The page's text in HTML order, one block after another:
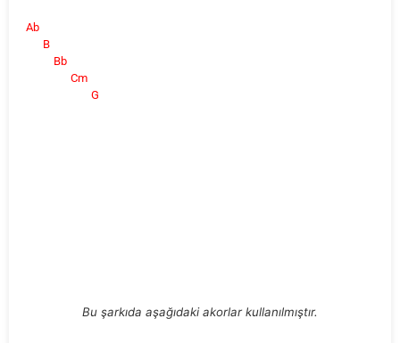
Ab
B
Bb
Cm
G
Bu şarkıda aşağıdaki akorlar kullanılmıştır.